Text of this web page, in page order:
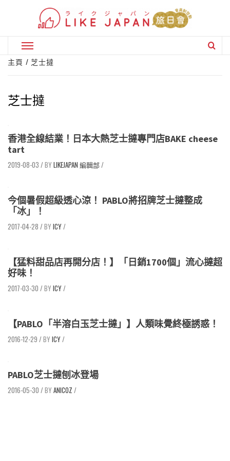
Primary
Menu
主頁 芝士撻
芝士撻
香港全線結業！日本大熱芝士撻專門店BAKE cheese
tart
2019-08-03 / LIKEJAPAN 編輯部/
今個暑假超級透心涼！ PABLO將招牌芝士撻整成
「冰」！
2017-04-28 / ICY/
【猛料甜品店再開分店！】「日銷1700個」流心撻超
好味！
2017-03-30 / ICY/
【PABLO「半溶白玉芝士撻」】人類味覺終極誘惑！
2016-12-29 / ICY/
PABLO芝士撻刨冰登場
2016-05-30 / ANICOZ /